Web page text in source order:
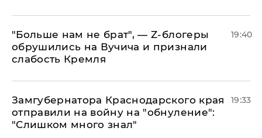
​"Больше нам не брат", — Z-блогеры
обрушились на Вучича и признали
слабость Кремля
19:40
Замгубернатора Краснодарского края
отправили на войну на "обнуление":
"Слишком много знал"
19:33